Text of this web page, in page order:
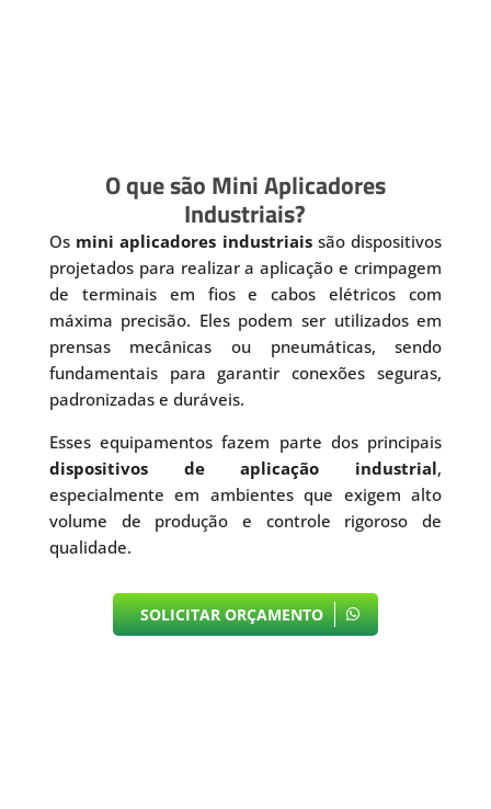
O que são Mini Aplicadores
Industriais?
Os mini aplicadores industriaissão dispositivos
projetados para realizar a aplicação e crimpagem
de terminais em fios e cabos elétricos com
máxima precisão. Eles podem ser utilizados em
prensas mecânicas ou pneumáticas, sendo
fundamentais para garantir conexões seguras,
padronizadas e duráveis.
Esses equipamentos fazem parte dos principais
dispositivos de aplicação industrial,
especialmente em ambientes que exigem alto
volume de produção e controle rigoroso de
qualidade.
SOLICITAR ORÇAMENTO